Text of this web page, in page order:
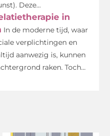
Deze...
in
In de moderne tijd, waar
verplichtingen en
aanwezig is, kunnen
raken. Toch...